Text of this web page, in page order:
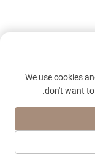
زهن شيجي للتجارة الدولية المحدودة.
We use cookies
don't want to